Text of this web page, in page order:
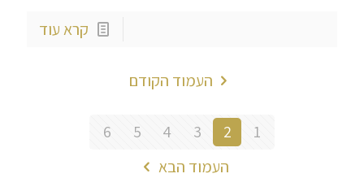
קרא עוד
העמוד הקודם
1
2
3
4
5
6
העמוד הבא